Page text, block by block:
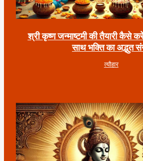
श्री कृष्ण जन्माष्टमी की तैयारी कैसे
साथ भक्ति का अद्भुत
त्यौहार